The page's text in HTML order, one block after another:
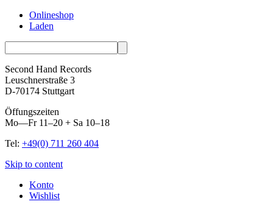
Onlineshop
Laden
Second Hand Records
Leuschnerstraße 3
D-70174 Stuttgart
Öffungszeiten
Mo—Fr 11–20 + Sa 10–18
Tel: +49(0) 711 260 404
Skip to content
Konto
Wishlist